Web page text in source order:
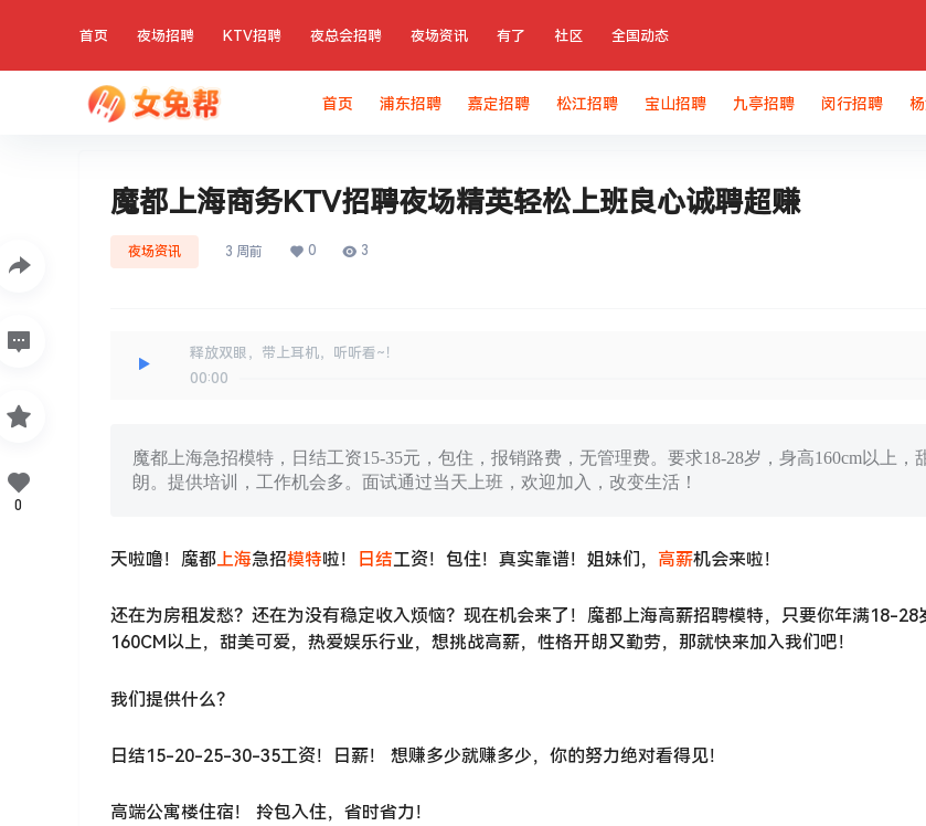
首页 夜场招聘 KTV招聘 夜总会招聘 夜场资讯 有了 社区 全国动态
首页 浦东招聘 嘉定招聘 松江招聘 宝山招聘 九亭招聘 闵行招聘
魔都上海商务KTV招聘夜场精英轻松上班良心诚聘超赚
夜场资讯 3 周前 0 3
释放双眼，带上耳机，听听看~！
00:00
魔都上海急招模特，日结工资15-35元，包住，报销路费，无管理费。要求18-28岁，身高160cm以上，
朗。提供培训，工作机会多。面试通过当天上班，欢迎加入，改变生活！
天啦噜！魔都上海急招模特啦！ 日结工资！包住！真实靠谱！姐妹们， 高薪机会来啦！
还在为房租发愁？还在为没有稳定收入烦恼？现在机会来了！魔都上海高薪招聘模特，只要你年满18-28
160CM以上，甜美可爱，热爱娱乐行业，想挑战高薪，性格开朗又勤劳，那就快来加入我们吧！
我们提供什么？
日结15-20-25-30-35工资！日薪！ 想赚多少就赚多少，你的努力绝对看得见！
高端公寓楼住宿！ 拎包入住，省时省力！
0